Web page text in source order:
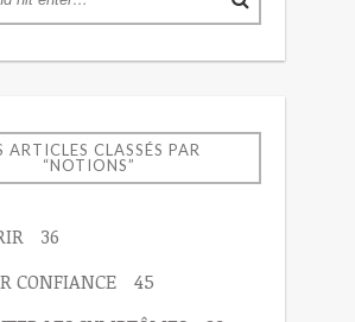
ARTICLES CLASSÉS PAR
“NOTIONS”
36
CONFIANCE
45